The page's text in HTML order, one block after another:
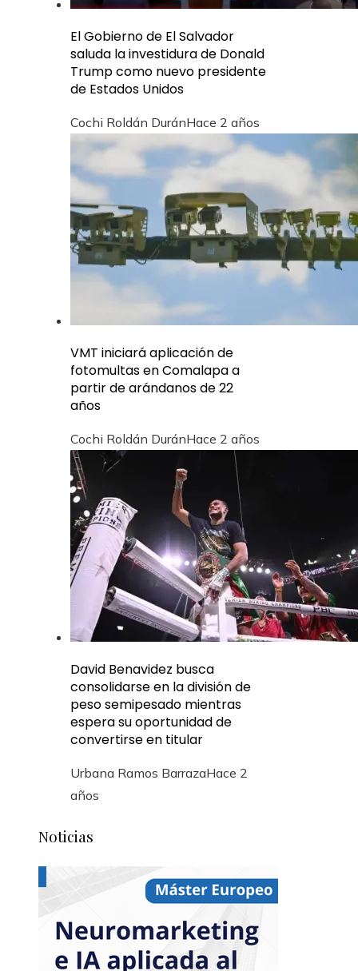
El Gobierno de El Salvador
saluda la investidura de Donald
Trump como nuevo presidente
de Estados Unidos
Cochi Roldán DuránHace 2 años
VMT iniciará aplicación de
fotomultas en Comalapa a
partir de arándanos de 22
años
Cochi Roldán DuránHace 2 años
David Benavidez busca
consolidarse en la división de
peso semipesado mientras
espera su oportunidad de
convertirse en titular
Urbana Ramos BarrazaHace 2
años
Noticias